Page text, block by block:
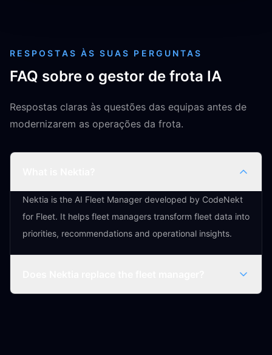
RESPOSTAS ÀS SUAS PERGUNTAS
FAQ sobre o gestor de frota IA
Respostas claras às questões das equipas antes de
modernizarem as operações da frota.
Nektia is the AI Fleet Manager developed by CodeNekt
for Fleet. It helps fleet managers transform fleet data into
priorities, recommendations and operational insights.